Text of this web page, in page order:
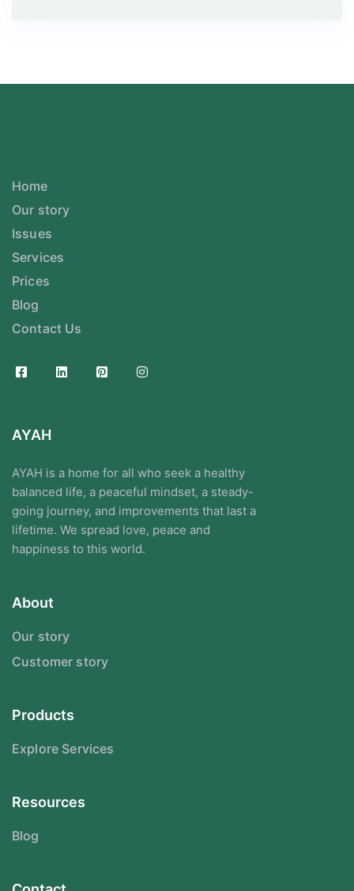
Home
Our story
Issues
Services
Prices
Blog
Contact Us
AYAH
AYAH is a home for all who seek a healthy
balanced life, a peaceful mindset, a steady-
going journey, and improvements that last a
lifetime. We spread love, peace and
happiness to this world.
About
Our story
Customer story
Products
Explore Services
Resources
Blog